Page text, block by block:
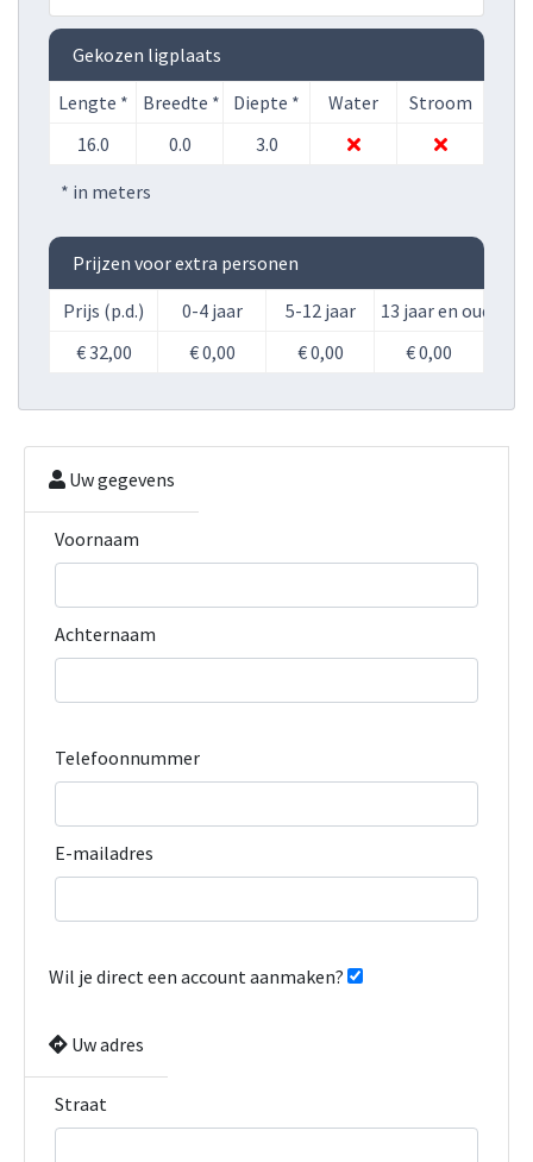
Gekozen ligplaats
Lengte *
Breedte * Diepte * Water
Stroom
16.0
0.0
3.0
* in meters
Prijzen voor extra personen
Prijs (p.d.)
0-4 jaar 5-12 jaar
13 jaar en ouder
€ 32,00
€ 0,00 € 0,00 € 0,00
Uw gegevens
Voornaam
Achternaam
Telefoonnummer
E-mailadres
Wil je direct een account aanmaken?
Uw adres
Straat